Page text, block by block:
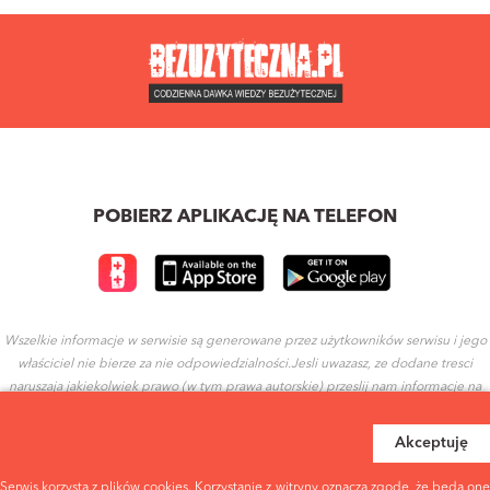
Akceptuję
POBIERZ APLIKACJĘ NA TELEFON
Wszelkie informacje w serwisie są generowane przez użytkowników serwisu i jego
właściciel nie bierze za nie odpowiedzialności.Jesli uwazasz, ze dodane tresci
naruszaja jakiekolwiek prawo (w tym prawa autorskie) przeslij nam informacje na
REGULAMIN POLITYKA PRYWATNOŚCI